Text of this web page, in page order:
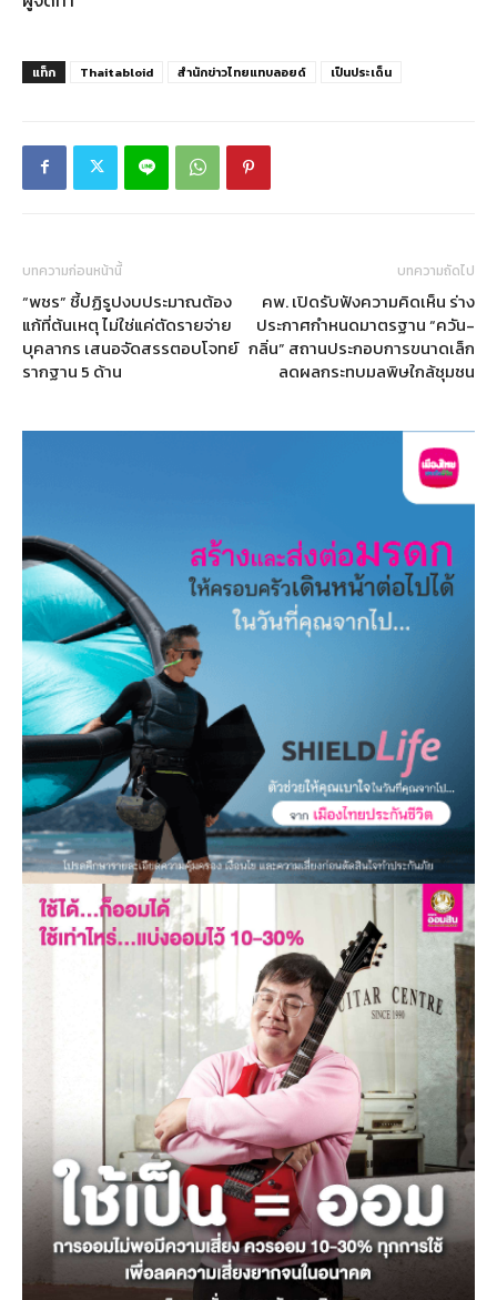
แท็ก Thaitabloid สำนักข่าวไทยแทบลอยด์ เป็นประเด็น
บทความก่อนหน้านี้
“พชร” ชี้ปฏิรูปงบประมาณต้อง
แก้ที่ต้นเหตุ ไม่ใช่แค่ตัดรายจ่าย
บุคลากร เสนอจัดสรรตอบโจทย์
รากฐาน 5 ด้าน
บทความถัดไป
คพ. เปิดรับฟังความคิดเห็น ร่าง
ประกาศกำหนดมาตรฐาน “ควัน-
กลิ่น” สถานประกอบการขนาดเล็ก
ลดผลกระทบมลพิษใกล้ชุมชน